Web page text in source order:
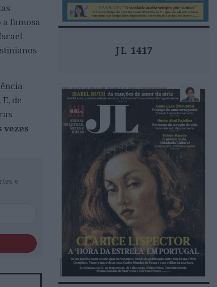
famosa
de
vezes
e
JL 1417